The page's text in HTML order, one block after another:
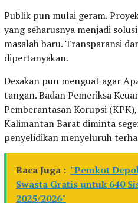
Publik pun mulai geram.
yang seharusnya menjadi
masalah baru. Transparansi
dipertanyakan.
Desakan pun menguat agar
tangan. Badan Pemeriksa
Pemberantasan Korupsi
Kalimantan Barat diminta
penyelidikan menyeluruh
Baca Juga : "Pemkot
Swasta Gratis untuk 640
2025/2026"